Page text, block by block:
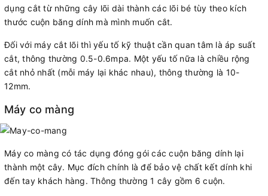
dụng cắt từ những cây lõi dài thành các lõi bé tùy theo kích
thước cuộn băng dính mà mình muốn cắt.
Đối với máy cắt lõi thì yếu tố kỹ thuật cần quan tâm là áp suất
cắt, thông thường 0.5-0.6mpa. Một yếu tố nữa là chiều rộng
cắt nhỏ nhất (mỗi máy lại khác nhau), thông thường là 10-
12mm.
Máy co màng
Máy co màng có tác dụng đóng gói các cuộn băng dính lại
thành một cây. Mục đích chính là để bảo vệ chất kết dính khi
đến tay khách hàng. Thông thường 1 cây gồm 6 cuộn.